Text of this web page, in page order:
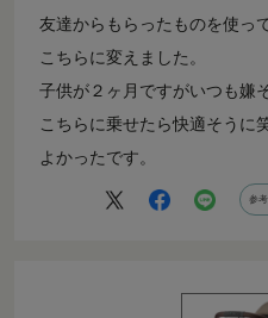
友達からもらったものを使っ
こちらに変えました。
子供が２ヶ月ですがいつも嫌
こちらに乗せたら快適そうに
よかったです。
参